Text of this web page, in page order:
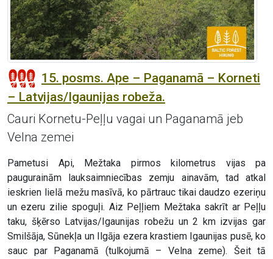
15. posms. Ape – Paganamā – Korneti
– Latvijas/Igaunijas robeža.
Cauri Kornetu-Peļļu vagai un Paganamā jeb
Velna zemei
Pametusi Api, Mežtaka pirmos kilometrus vijas pa
paugurainām lauksaimniecības zemju ainavām, tad atkal
ieskrien lielā mežu masīvā, ko pārtrauc tikai daudzo ezeriņu
un ezeru zilie spoguļi. Aiz Peļļiem Mežtaka sakrīt ar Peļļu
taku, šķērso Latvijas/Igaunijas robežu un 2 km izvijas gar
Smilšāja, Sūnekļa un Ilgāja ezera krastiem Igaunijas pusē, ko
sauc par Paganamā (tulkojumā – Velna zeme). Šeit tā